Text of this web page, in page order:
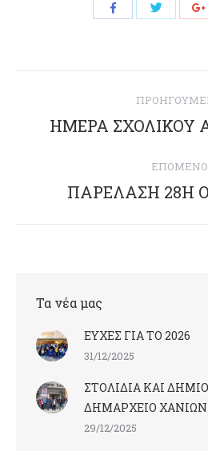
Share
Share
navigation
ΗΜΕΡΑ ΣΧΟΛΙΚΟΥ
ΕΠΌΜΕΝΟ
Next
ΠΑΡΕΛΑΣΗ 28Η
Τα νέα μας
ΕΥΧΕΣ ΓΙΑ ΤΟ 2026
31/12/2025
ΣΤΟΛΙΔΙΑ ΚΑΙ
ΔΗΜΑΡΧΕΙΟ ΧΑΝΙΩΝ
29/12/2025